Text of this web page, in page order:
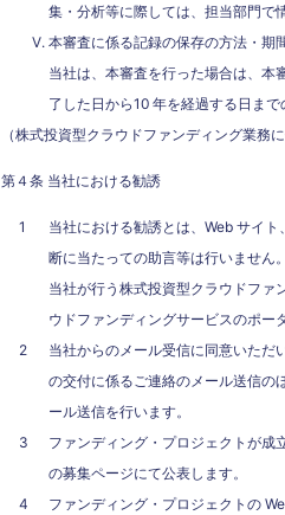
集・分析等に際しては、担当部門で
本審査に係る記録の保存の方法・期
当社は、本審査を行った場合は、本
了した日から10 年を経過する日まで
（株式投資型クラウドファンディング業務
第４条 当社における勧誘
当社における勧誘とは、Web サイ
断に当たっての助言等は行いません。
当社が行う株式投資型クラウドファ
ウドファンディングサービスのポー
当社からのメール受信に同意いただ
の交付に係るご連絡のメール送信の
ール送信を行います。
ファンディング・プロジェクトが成
の募集ページにて公表します。
ファンディング・プロジェクトの